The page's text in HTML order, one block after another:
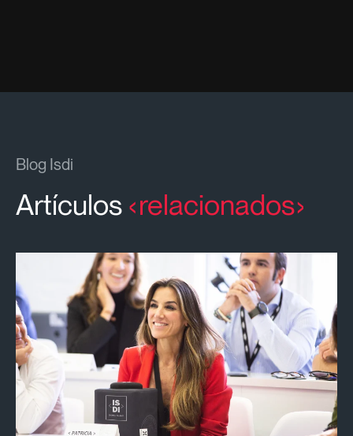
Blog Isdi
Artículos relacionados